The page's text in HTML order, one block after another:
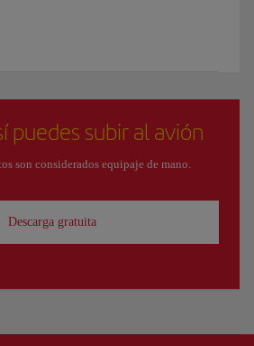
puedes subir al avión
son considerados equipaje de mano.
Descarga gratuita